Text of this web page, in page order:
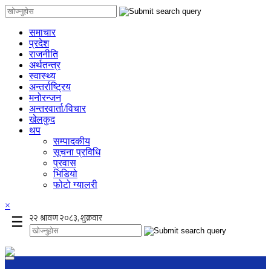
समाचार
प्रदेश
राजनीति
अर्थतन्त्र
स्वास्थ्य
अन्तर्राष्ट्रिय
मनोरन्जन
अन्तरवार्ता/विचार
खेलकुद
थप
सम्पादकीय
सूचना प्रविधि
प्रवास
भिडियो
फोटो ग्यालरी
×
☰